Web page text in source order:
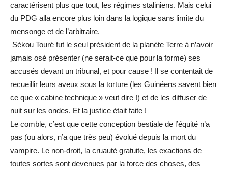
caractérisent plus que tout, les régimes staliniens. Mais celui
du PDG alla encore plus loin dans la logique sans limite du
mensonge et de l’arbitraire.
Sékou Touré fut le seul président de la planète Terre à n’avoir
jamais osé présenter (ne serait-ce que pour la forme) ses
accusés devant un tribunal, et pour cause ! Il se contentait de
recueillir leurs aveux sous la torture (les Guinéens savent bien
ce que « cabine technique » veut dire !) et de les diffuser de
nuit sur les ondes. Et la justice était faite !
Le comble, c’est que cette conception bestiale de l’équité n’a
pas (ou alors, n’a que très peu) évolué depuis la mort du
vampire. Le non-droit, la cruauté gratuite, les exactions de
toutes sortes sont devenues par la force des choses, des